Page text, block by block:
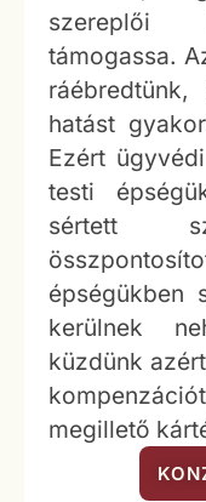
szereplői
támogassa.
hatást
Ezért
testi
sértett
épségükben
kerülnek
küzdünk
megillető